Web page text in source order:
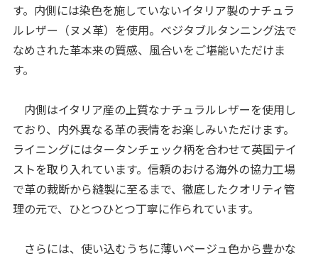
す。内側には染色を施していないイタリア製のナチュラ
ルレザー（ヌメ革）を使用。ベジタブルタンニング法で
なめされた革本来の質感、風合いをご堪能いただけま
す。
内側はイタリア産の上質なナチュラルレザーを使用し
ており、内外異なる革の表情をお楽しみいただけます。
ライニングにはタータンチェック柄を合わせて英国テイ
ストを取り入れています。信頼のおける海外の協力工場
で革の裁断から縫製に至るまで、徹底したクオリティ管
理の元で、ひとつひとつ丁寧に作られています。
さらには、使い込むうちに薄いベージュ色から豊かな